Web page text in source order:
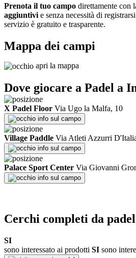
Prenota il tuo campo direttamente con
aggiuntivi e senza necessità di
servizio è gratuito e trasparente.
Mappa dei campi
apri la mappa
Dove giocare a Padel a
X Padel Floor Via Ugo la Malfa, 10
info sul campo
Village Paddle Via Atleti Azzurri
info sul campo
Palace Sport Center Via Giovanni
info sul campo
Cerchi completi da
SI
sono interessato ai prodotti SI sono